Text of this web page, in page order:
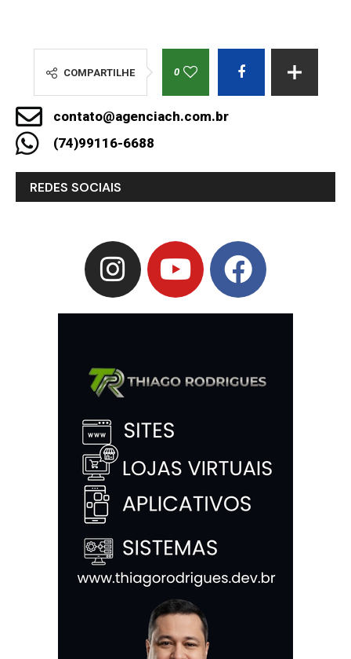
COMPARTILHE 0
contato@agenciach.com.br
(74)99116-6688
REDES SOCIAIS